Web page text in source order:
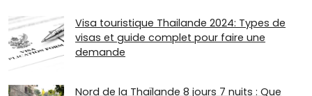
Visa touristique Thailande 2024: Types de
visas et guide complet pour faire une
demande
Nord de la Thaïlande 8 jours 7 nuits : Que